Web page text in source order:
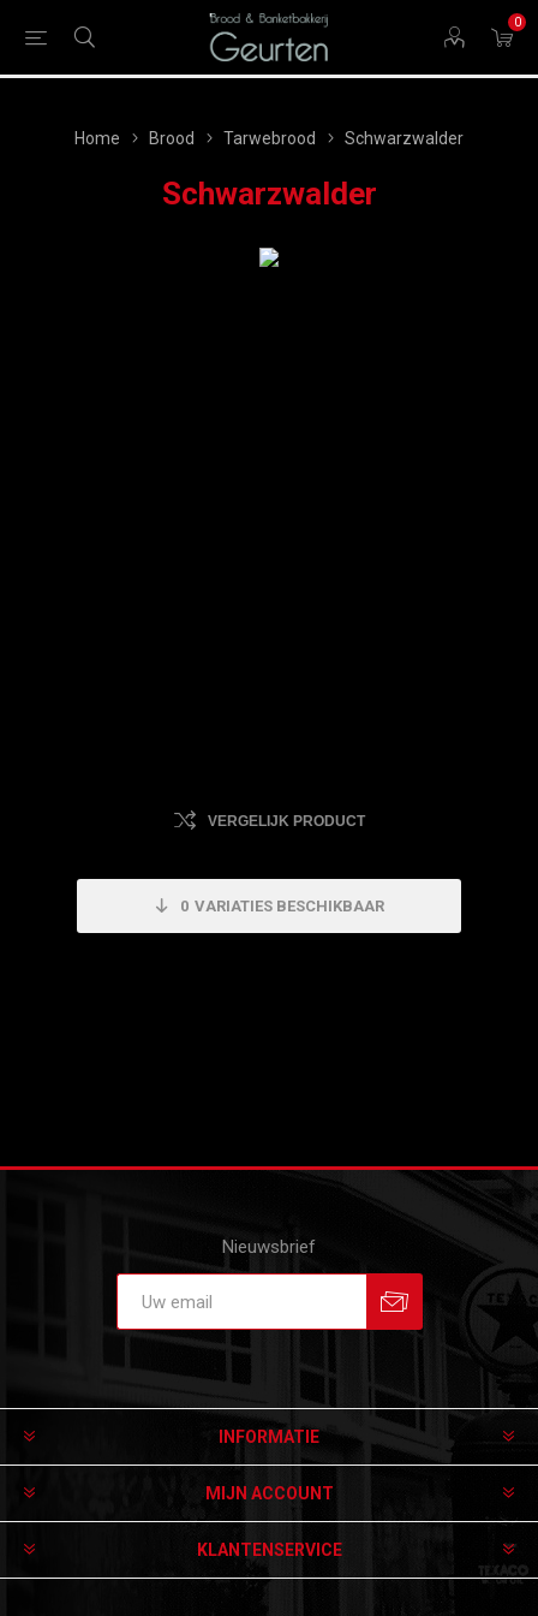
0
Home Brood Tarwebrood Schwarzwalder
Schwarzwalder
VERGELIJK PRODUCT
0 VARIATIES BESCHIKBAAR
Nieuwsbrief
INFORMATIE
MIJN ACCOUNT
KLANTENSERVICE